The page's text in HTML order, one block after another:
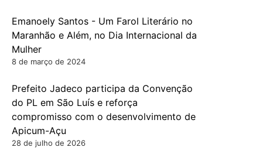
Emanoely Santos - Um Farol Literário no
Maranhão e Além, no Dia Internacional da
Mulher
8 de março de 2024
Prefeito Jadeco participa da Convenção
do PL em São Luís e reforça
compromisso com o desenvolvimento de
Apicum-Açu
28 de julho de 2026